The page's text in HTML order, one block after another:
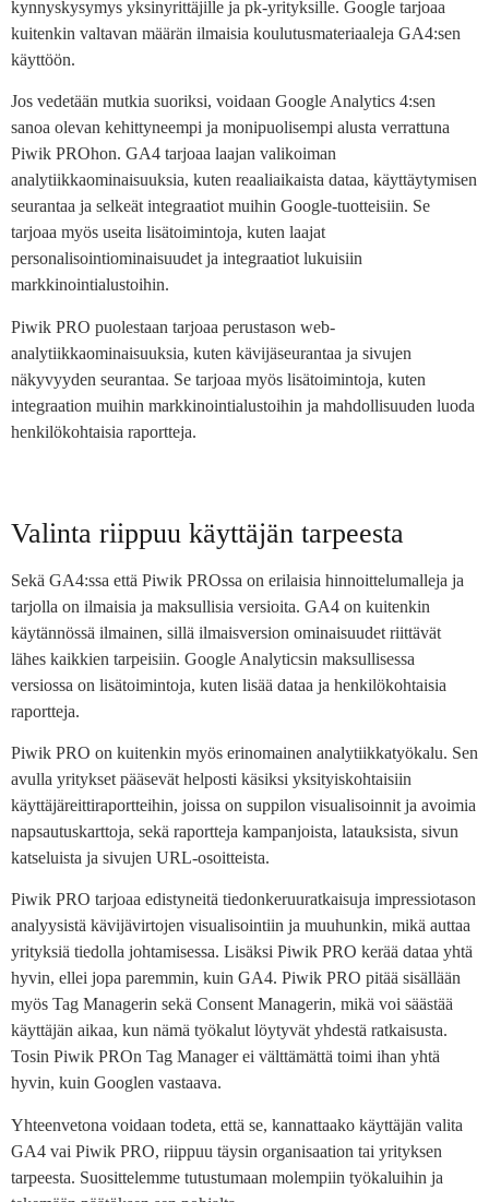
kynnyskysymys yksinyrittäjille ja pk-yrityksille. Google tarjoaa
kuitenkin valtavan määrän ilmaisia koulutusmateriaaleja GA4:sen
käyttöön.
Jos vedetään mutkia suoriksi, voidaan Google Analytics 4:sen
sanoa olevan kehittyneempi ja monipuolisempi alusta verrattuna
Piwik PROhon. GA4 tarjoaa laajan valikoiman
analytiikkaominaisuuksia, kuten reaaliaikaista dataa, käyttäytymisen
seurantaa ja selkeät integraatiot muihin Google-tuotteisiin. Se
tarjoaa myös useita lisätoimintoja, kuten laajat
personalisointiominaisuudet ja integraatiot lukuisiin
markkinointialustoihin.
Piwik PRO puolestaan tarjoaa perustason web-
analytiikkaominaisuuksia, kuten kävijäseurantaa ja sivujen
näkyvyyden seurantaa. Se tarjoaa myös lisätoimintoja, kuten
integraation muihin markkinointialustoihin ja mahdollisuuden luoda
henkilökohtaisia raportteja.
Valinta riippuu käyttäjän tarpeesta
Sekä GA4:ssa että Piwik PROssa on erilaisia hinnoittelumalleja ja
tarjolla on ilmaisia ja maksullisia versioita. GA4 on kuitenkin
käytännössä ilmainen, sillä ilmaisversion ominaisuudet riittävät
lähes kaikkien tarpeisiin. Google Analyticsin maksullisessa
versiossa on lisätoimintoja, kuten lisää dataa ja henkilökohtaisia
raportteja.
Piwik PRO on kuitenkin myös erinomainen analytiikkatyökalu. Sen
avulla yritykset pääsevät helposti käsiksi yksityiskohtaisiin
käyttäjäreittiraportteihin, joissa on suppilon visualisoinnit ja avoimia
napsautuskarttoja, sekä raportteja kampanjoista, latauksista, sivun
katseluista ja sivujen URL-osoitteista.
Piwik PRO tarjoaa edistyneitä tiedonkeruuratkaisuja impressiotason
analyysistä kävijävirtojen visualisointiin ja muuhunkin, mikä auttaa
yrityksiä tiedolla johtamisessa. Lisäksi Piwik PRO kerää dataa yhtä
hyvin, ellei jopa paremmin, kuin GA4. Piwik PRO pitää sisällään
myös Tag Managerin sekä Consent Managerin, mikä voi säästää
käyttäjän aikaa, kun nämä työkalut löytyvät yhdestä ratkaisusta.
Tosin Piwik PROn Tag Manager ei välttämättä toimi ihan yhtä
hyvin, kuin Googlen vastaava.
Yhteenvetona voidaan todeta, että se, kannattaako käyttäjän valita
GA4 vai Piwik PRO, riippuu täysin organisaation tai yrityksen
tarpeesta. Suosittelemme tutustumaan molempiin työkaluihin ja